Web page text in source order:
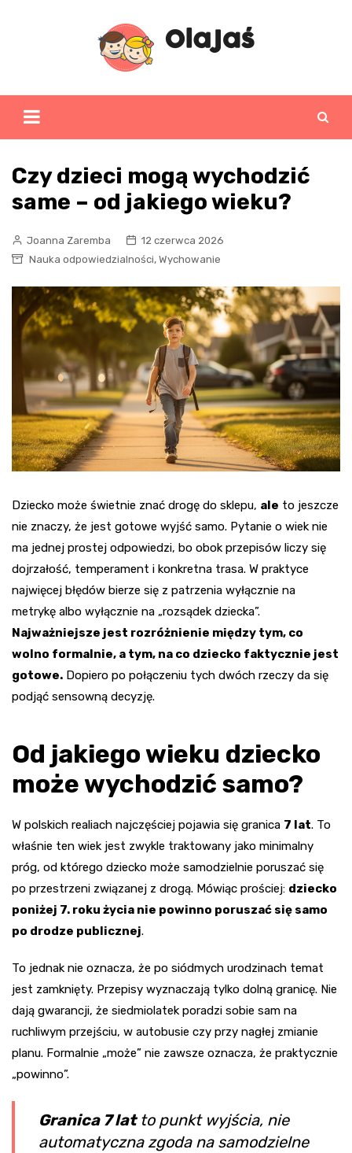
Czy dzieci mogą wychodzić
same – od jakiego wieku?
Joanna Zaremba
12 czerwca 2026
Nauka odpowiedzialności, Wychowanie
Dziecko może świetnie znać drogę do sklepu, ale to jeszcze
nie znaczy, że jest gotowe wyjść samo. Pytanie o wiek nie
ma jednej prostej odpowiedzi, bo obok przepisów liczy się
dojrzałość, temperament i konkretna trasa. W praktyce
najwięcej błędów bierze się z patrzenia wyłącznie na
metrykę albo wyłącznie na „rozsądek dziecka”.
Najważniejsze jest rozróżnienie między tym, co
wolno formalnie, a tym, na co dziecko faktycznie jest
gotowe. Dopiero po połączeniu tych dwóch rzeczy da się
podjąć sensowną decyzję.
Od jakiego wieku dziecko
może wychodzić samo?
W polskich realiach najczęściej pojawia się granica 7 lat. To
właśnie ten wiek jest zwykle traktowany jako minimalny
próg, od którego dziecko może samodzielnie poruszać się
po przestrzeni związanej z drogą. Mówiąc prościej: dziecko
poniżej 7. roku życia nie powinno poruszać się samo
po drodze publicznej.
To jednak nie oznacza, że po siódmych urodzinach temat
jest zamknięty. Przepisy wyznaczają tylko dolną granicę. Nie
dają gwarancji, że siedmiolatek poradzi sobie sam na
ruchliwym przejściu, w autobusie czy przy nagłej zmianie
planu. Formalnie „może” nie zawsze oznacza, że praktycznie
„powinno”.
Granica 7 latto punkt wyjścia, nie
automatyczna zgoda na samodzielne